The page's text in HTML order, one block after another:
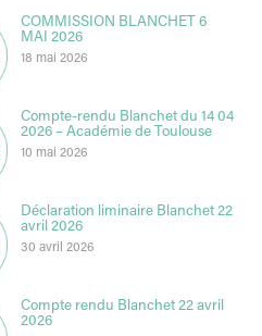
COMMISSION BLANCHET 6
MAI 2026
18 mai 2026
Compte-rendu Blanchet du 14 04
2026 – Académie de Toulouse
10 mai 2026
Déclaration liminaire Blanchet 22
avril 2026
30 avril 2026
Compte rendu Blanchet 22 avril
2026